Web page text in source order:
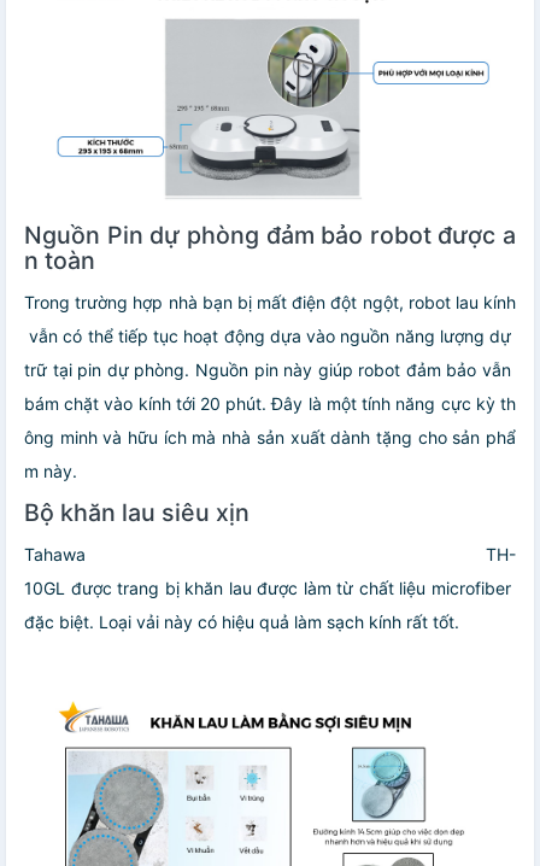
Nguồn Pin dự phòng đảm bảo robot được a
n toàn
Trong trường hợp nhà bạn bị mất điện đột ngột, robot lau kính
vẫn có thể tiếp tục hoạt động dựa vào nguồn năng lượng dự
trữ tại pin dự phòng. Nguồn pin này giúp robot đảm bảo vẫn
bám chặt vào kính tới 20 phút. Đây là một tính năng cực kỳ th
ông minh và hữu ích mà nhà sản xuất dành tặng cho sản phẩ
m này.
Bộ khăn lau siêu xịn
Tahawa TH-
10GL được trang bị khăn lau được làm từ chất liệu microfiber
đặc biệt. Loại vải này có hiệu quả làm sạch kính rất tốt.